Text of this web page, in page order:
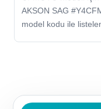
AKSON SAG
model kodu ile